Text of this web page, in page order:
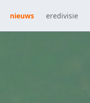
nieuws eredivisie